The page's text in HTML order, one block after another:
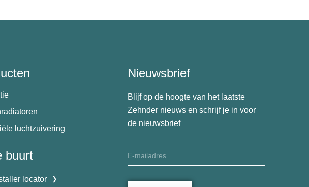
luchtzuivering
buurt
locator
Nieuwsbrief
Blijf op de hoogte van het laatste
Zehnder nieuws en schrijf je in voor
de nieuwsbrief